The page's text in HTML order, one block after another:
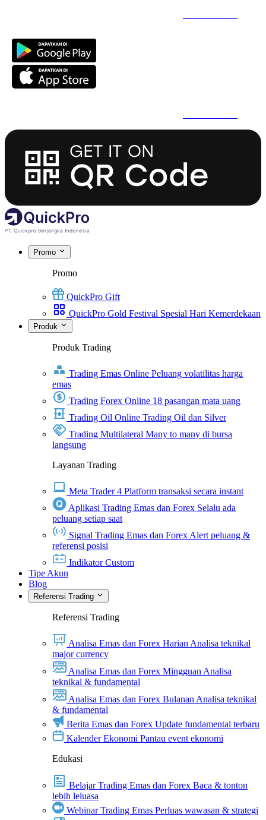
Promo
Promo
QuickPro Gift
QuickPro Gold Festival Spesial Hari Kemerdekaan
Produk
Produk Trading
Trading Emas Online Peluang volatilitas harga
emas
Trading Forex Online 18 pasangan mata uang
Trading Oil Online Trading Oil dan Silver
Trading Multilateral Many to many di bursa
langsung
Layanan Trading
Meta Trader 4 Platform transaksi secara instant
Aplikasi Trading Emas dan Forex Selalu ada
peluang setiap saat
Signal Trading Emas dan Forex Alert peluang &
referensi posisi
Indikator Custom
Tipe Akun
Blog
Referensi Trading
Referensi Trading
Analisa Emas dan Forex Harian Analisa teknikal
major currency
Analisa Emas dan Forex Mingguan Analisa
teknikal & fundamental
Analisa Emas dan Forex Bulanan Analisa teknikal
& fundamental
Berita Emas dan Forex Update fundamental terbaru
Kalender Ekonomi Pantau event ekonomi
Edukasi
Belajar Trading Emas dan Forex Baca & tonton
lebih leluasa
Webinar Trading Emas Perluas wawasan & strategi